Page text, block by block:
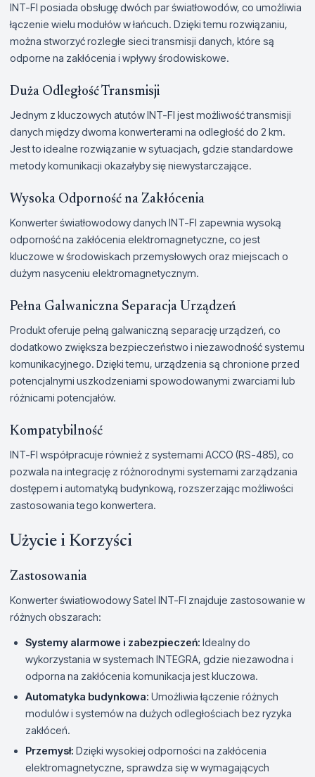
INT-FI posiada obsługę dwóch par światłowodów, co umożliwia
łączenie wielu modułów w łańcuch. Dzięki temu rozwiązaniu,
można stworzyć rozległe sieci transmisji danych, które są
odporne na zakłócenia i wpływy środowiskowe.
Duża Odległość Transmisji
Jednym z kluczowych atutów INT-FI jest możliwość transmisji
danych między dwoma konwerterami na odległość do 2 km.
Jest to idealne rozwiązanie w sytuacjach, gdzie standardowe
metody komunikacji okazałyby się niewystarczające.
Wysoka Odporność na Zakłócenia
Konwerter światłowodowy danych INT-FI zapewnia wysoką
odporność na zakłócenia elektromagnetyczne, co jest
kluczowe w środowiskach przemysłowych oraz miejscach o
dużym nasyceniu elektromagnetycznym.
Pełna Galwaniczna Separacja Urządzeń
Produkt oferuje pełną galwaniczną separację urządzeń, co
dodatkowo zwiększa bezpieczeństwo i niezawodność systemu
komunikacyjnego. Dzięki temu, urządzenia są chronione przed
potencjalnymi uszkodzeniami spowodowanymi zwarciami lub
różnicami potencjałów.
Kompatybilność
INT-FI współpracuje również z systemami ACCO (RS-485), co
pozwala na integrację z różnorodnymi systemami zarządzania
dostępem i automatyką budynkową, rozszerzając możliwości
zastosowania tego konwertera.
Użycie i Korzyści
Zastosowania
Konwerter światłowodowy Satel INT-FI znajduje zastosowanie w
różnych obszarach:
Systemy alarmowe i zabezpieczeń: Idealny do
wykorzystania w systemach INTEGRA, gdzie niezawodna i
odporna na zakłócenia komunikacja jest kluczowa.
Automatyka budynkowa: Umożliwia łączenie różnych
modulów i systemów na dużych odległościach bez ryzyka
zakłóceń.
Przemysł: Dzięki wysokiej odporności na zakłócenia
elektromagnetyczne, sprawdza się w wymagających